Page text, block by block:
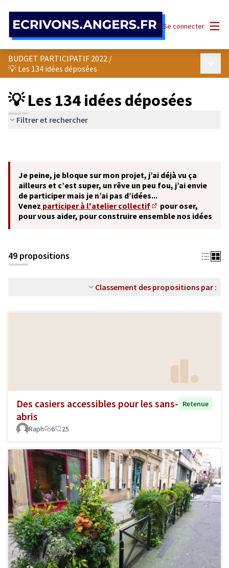
Se connecter
BUDGET PARTICIPATIF 2022 /
💡 Les 134 idées déposées
💡 Les 134 idées déposées
Filtrer et rechercher
Je peine, je bloque sur mon projet, j’ai déjà vu ça
ailleurs et c’est super, un rêve un peu fou, j’ai envie
de participer mais je n’ai pas d’idées...
Venez participer à l'atelier collectif
(S'ouvre dans un
pour oser,
pour vous aider, pour construire ensemble nos idées
49 propositions
Classement des propositions par :
Des casiers accessibles pour les sans-
abris
Retenue
Raph 6 25